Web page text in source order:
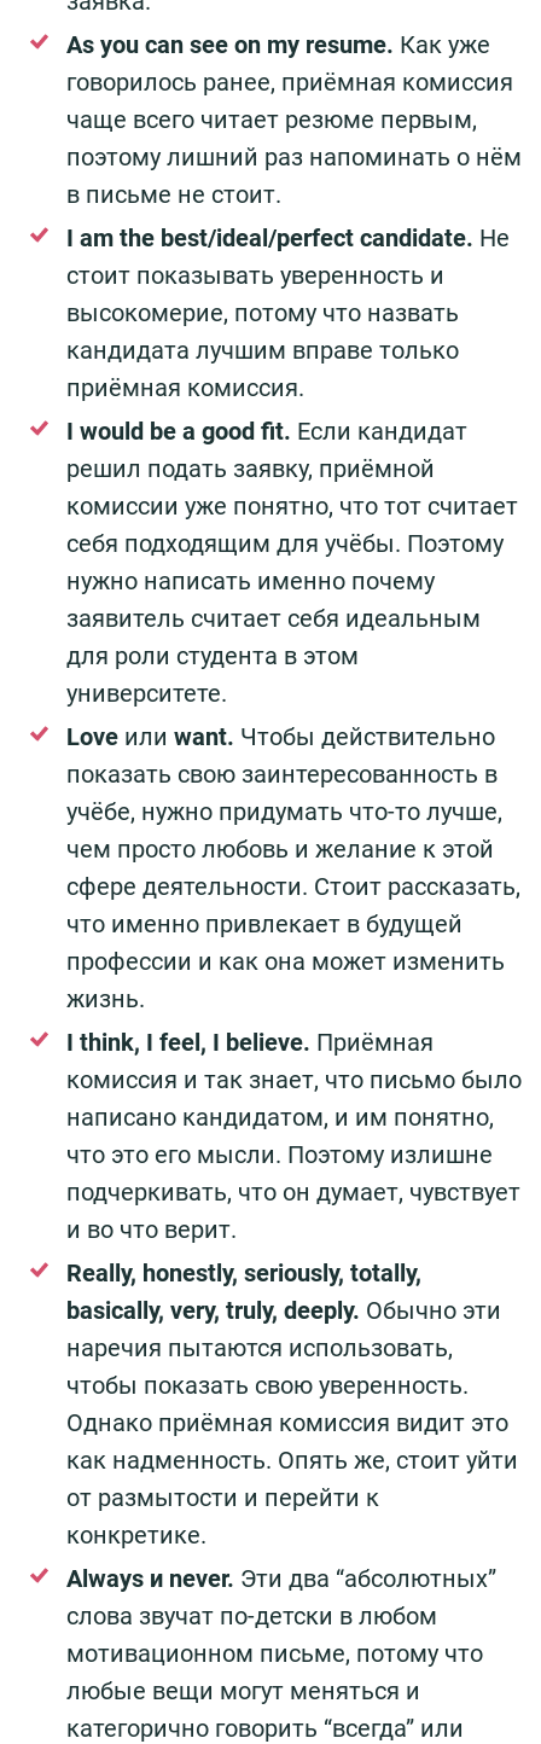
As you can see on my resume. Как уже
говорилось ранее, приёмная комиссия
чаще всего читает резюме первым,
поэтому лишний раз напоминать о нём
в письме не стоит.
I am the best/ideal/perfect candidate. Не
стоит показывать уверенность и
высокомерие, потому что назвать
кандидата лучшим вправе только
приёмная комиссия.
I would be a good fit. Если кандидат
решил подать заявку, приёмной
комиссии уже понятно, что тот считает
себя подходящим для учёбы. Поэтому
нужно написать именно почему
заявитель считает себя идеальным
для роли студента в этом
университете.
Love или want. Чтобы действительно
показать свою заинтересованность в
учёбе, нужно придумать что-то лучше,
чем просто любовь и желание к этой
сфере деятельности. Стоит рассказать,
что именно привлекает в будущей
профессии и как она может изменить
жизнь.
I think, I feel, I believe. Приёмная
комиссия и так знает, что письмо было
написано кандидатом, и им понятно,
что это его мысли. Поэтому излишне
подчеркивать, что он думает, чувствует
и во что верит.
Really, honestly, seriously, totally,
basically, very, truly, deeply. Обычно эти
наречия пытаются использовать,
чтобы показать свою уверенность.
Однако приёмная комиссия видит это
как надменность. Опять же, стоит уйти
от размытости и перейти к
конкретике.
Always и never. Эти два “абсолютных”
слова звучат по-детски в любом
мотивационном письме, потому что
любые вещи могут меняться и
категорично говорить “всегда” или